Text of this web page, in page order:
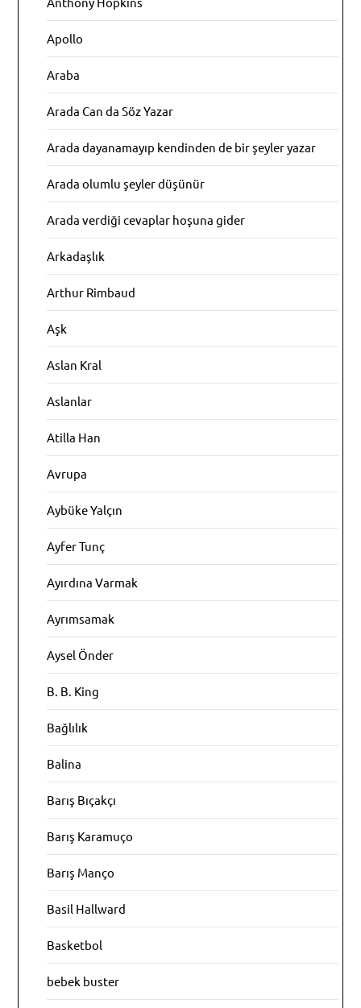
Apollo
Araba
Arada Can da Söz Yazar
Arada dayanamayıp kendinden de bir şeyler yazar
Arada olumlu şeyler düşünür
Arada verdiği cevaplar hoşuna gider
Arkadaşlık
Arthur Rimbaud
Aşk
Aslan Kral
Aslanlar
Atilla Han
Avrupa
Aybüke Yalçın
Ayfer Tunç
Ayırdına Varmak
Ayrımsamak
Aysel Önder
B. B. King
Bağlılık
Balina
Barış Bıçakçı
Barış Karamuço
Barış Manço
Basil Hallward
Basketbol
bebek buster